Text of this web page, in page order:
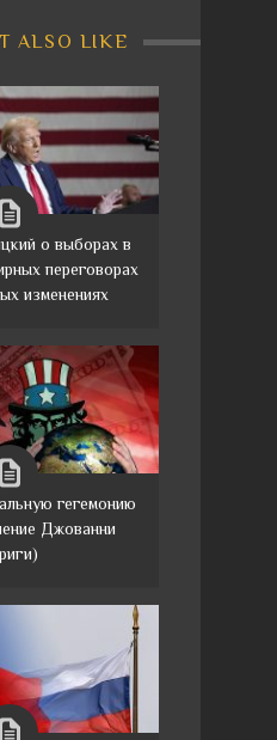
ALSO LIKE
о выборах в
переговорах
изменениях
гегемонию
Джованни